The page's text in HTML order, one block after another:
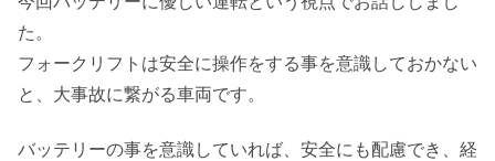
た。
フォークリフトは安全に操作をする事を意識しておかない
と、大事故に繋がる車両です。
バッテリーの事を意識していれば、安全にも配慮でき、経